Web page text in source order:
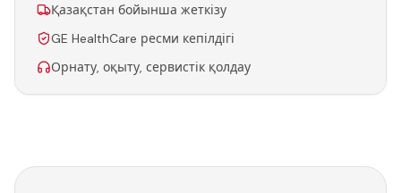
Қазақстан бойынша жеткізу
GE HealthCare ресми кепілдігі
Орнату, оқыту, сервистік қолдау